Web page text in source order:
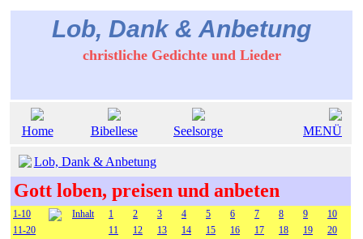
Lob, Dank & Anbetung
christliche Gedichte und Lieder
Home Bibellese Seelsorge MENÜ
Lob, Dank & Anbetung
Gott loben, preisen und anbeten
1-10 Inhalt 1 2 3 4 5 6 7 8 9
10
11-20
11 12 13 14 15 16 17 18 19
20